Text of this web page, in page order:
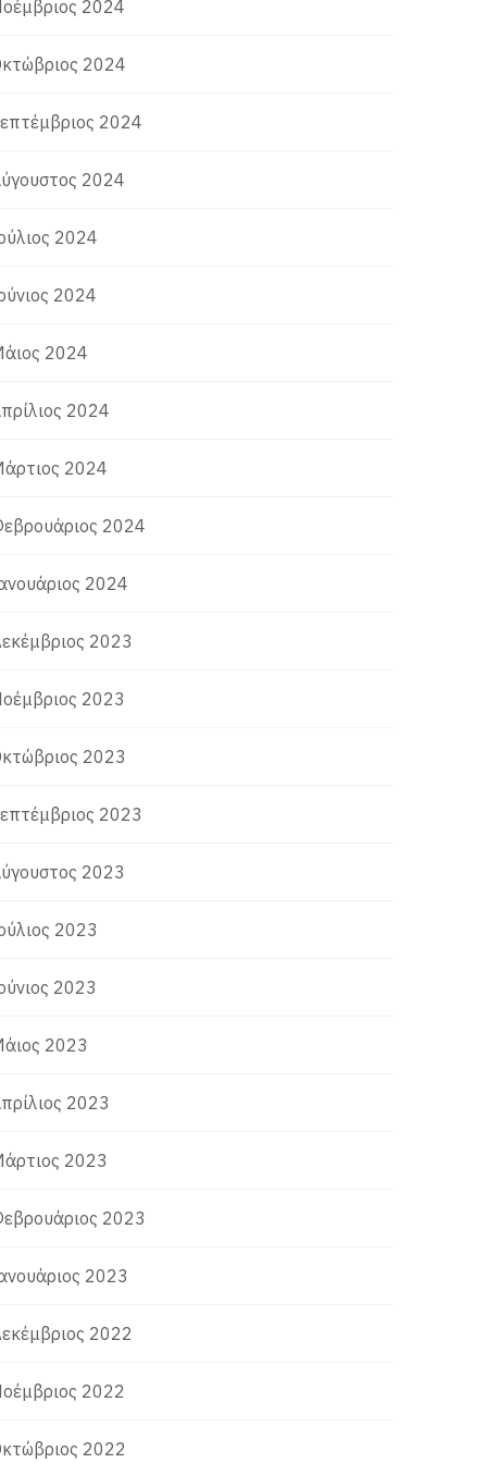
2024
2024
2024
2024
2024
2024
2024
2024
2024
2024
2024
2023
2023
2023
2023
2023
2023
2023
2023
2023
2023
2023
2023
2022
2022
2022